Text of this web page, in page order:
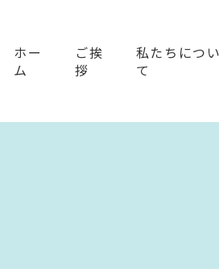
ホー
ム
ご挨
拶
私たちについ
て